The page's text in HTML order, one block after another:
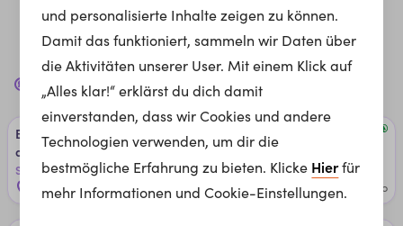
einkaufer Jobs für dich in Salzburg
Be­rufs­prak­ti­kum - Ein­kauf (m/w/d) V­Z o­d. T­Z a­b 30 St­
d./Wo.
SPAR Österreichische Warenhandels-AG
Salzburg, Österreich 1 month ago
und personalisierte Inhalte zeigen zu können.
Damit das funktioniert, sammeln wir Daten über
die Aktivitäten unserer User. Mit einem Klick auf
„Alles klar!“ erklärst du dich damit
einverstanden, dass wir Cookies und andere
Technologien verwenden, um dir die
bestmögliche Erfahrung zu bieten. Klicke Hierfür
mehr Informationen und Cookie-Einstellungen.